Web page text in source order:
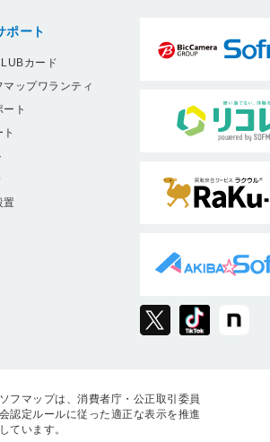
ポート
カード
ップワランティ
ト
置
ソフマップは、消費者庁・公正取引委員
会認定ルールに従った適正な表示を推進
しています。